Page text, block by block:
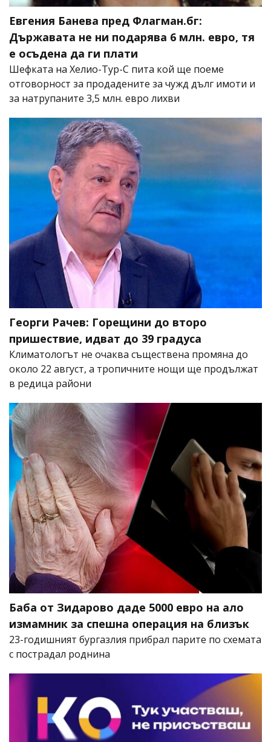
Евгения Банева пред Флагман.бг:
Държавата не ни подарява 6 млн. евро, тя
е осъдена да ги плати
Шефката на Хелио-Тур-С пита кой ще поеме
отговорност за продадените за чужд дълг имоти и
за натрупаните 3,5 млн. евро лихви
Георги Рачев: Горещини до второ
пришествие, идват до 39 градуса
Климатологът не очаква съществена промяна до
около 22 август, а тропичните нощи ще продължат
в редица райони
Баба от Зидарово даде 5000 евро на ало
измамник за спешна операция на близък
23-годишният бургазлия прибрал парите по схемата
с пострадал роднина